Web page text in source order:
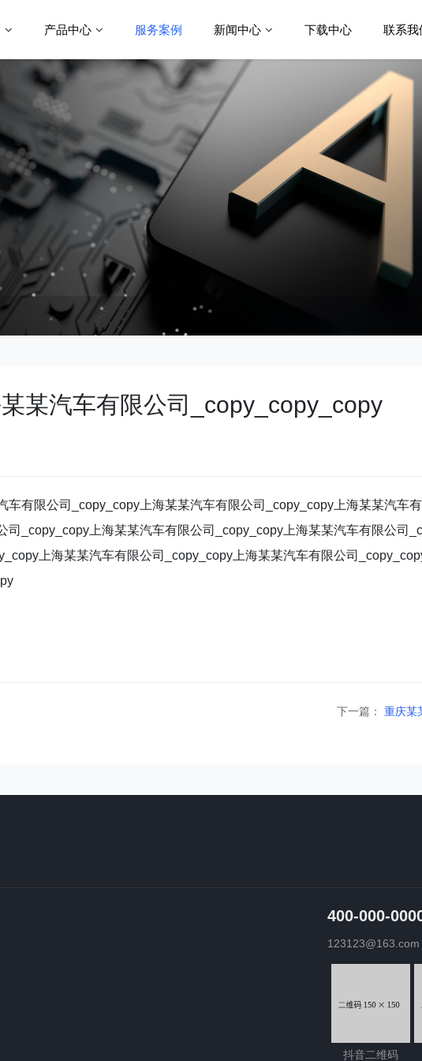
产品中心 服务案例 新闻中心 下载中心 联系我
某某汽车有限公司_copy_copy_copy
车有限公司_copy_copy上海某某汽车有限公司_copy_copy上海某某汽车
司_copy_copy上海某某汽车有限公司_copy_copy上海某某汽车有限公司
上海某某汽车有限公司_copy_copy上海某某汽车有限公司
下一篇： 重庆某
400-000-
123123@163.com
抖音二维码